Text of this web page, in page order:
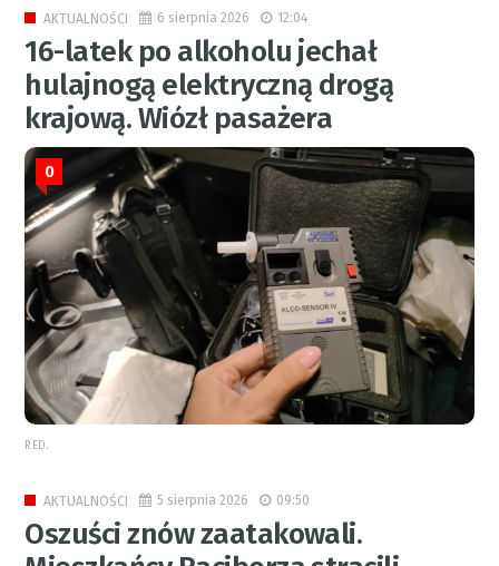
AKTUALNOŚCI 6 sierpnia 2026 12:04
16-latek po alkoholu jechał
hulajnogą elektryczną drogą
krajową. Wiózł pasażera
0
RED.
AKTUALNOŚCI 5 sierpnia 2026 09:50
Oszuści znów zaatakowali.